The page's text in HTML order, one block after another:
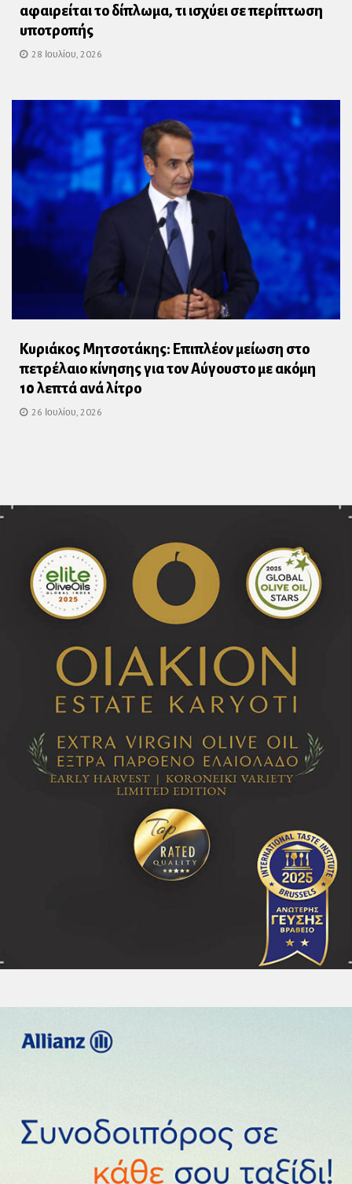
αφαιρείται το δίπλωμα, τι ισχύει σε περίπτωση
υποτροπής
28 Ιουλίου, 2026
Κυριάκος Μητσοτάκης: Επιπλέον μείωση στο
πετρέλαιο κίνησης για τον Αύγουστο με ακόμη
10 λεπτά ανά λίτρο
26 Ιουλίου, 2026